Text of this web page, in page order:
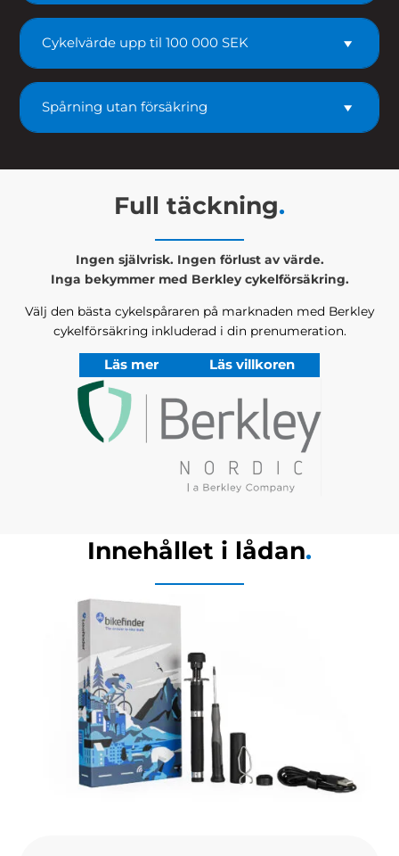
Cykelvärde upp til 100 000 SEK
Spårning utan försäkring
Full täckning.
Ingen självrisk. Ingen förlust av värde.
Inga bekymmer med Berkley cykelförsäkring.
Välj den bästa cykelspåraren på marknaden med Berkley
cykelförsäkring inkluderad i din prenumeration.
Läs mer Läs villkoren
Innehållet i lådan.